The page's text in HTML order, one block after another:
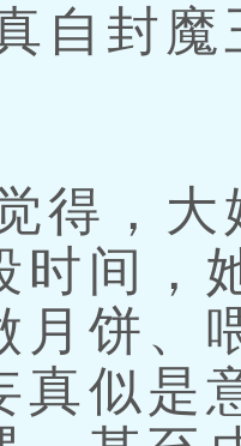
封魔
，大
时间，
月饼、
真似是